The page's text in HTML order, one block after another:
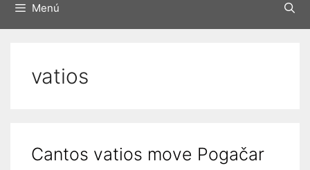
Menú
vatios
Cantos vatios move Pogačar